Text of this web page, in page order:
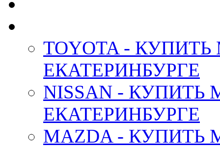
TOYOTA -
ЕКАТЕРИНБУРГЕ
NISSAN -
ЕКАТЕРИНБУРГЕ
MAZDA -